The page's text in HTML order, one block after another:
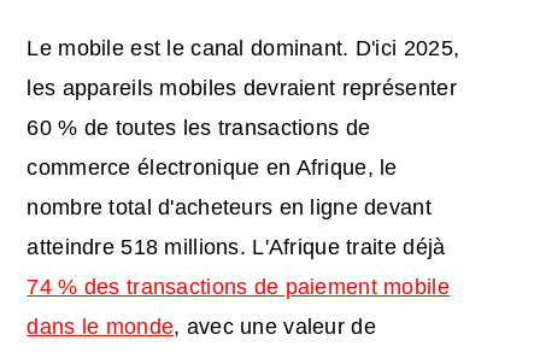
Le mobile est le canal dominant. D'ici 2025,
les appareils mobiles devraient représenter
60 % de toutes les transactions de
commerce électronique en Afrique, le
nombre total d'acheteurs en ligne devant
atteindre 518 millions. L'Afrique traite déjà
74 % des transactions de paiement mobile
dans le monde, avec une valeur de